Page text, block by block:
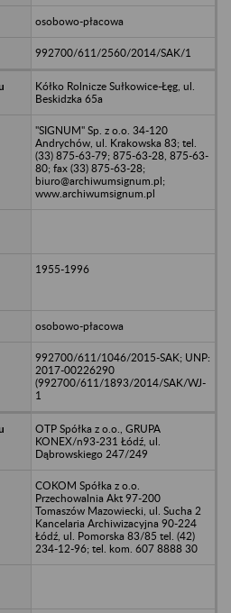
osobowo-płacowa
992700/611/2560/2014/SAK/1
Kółko Rolnicze Sułkowice-Łęg, ul.
Beskidzka 65a
"SIGNUM" Sp. z o.o. 34-120
Andrychów, ul. Krakowska 83; tel.
(33) 875-63-79; 875-63-28, 875-63-
80; fax (33) 875-63-28;
biuro@archiwumsignum.pl;
www.archiwumsignum.pl
1955-1996
osobowo-płacowa
992700/611/1046/2015-SAK; UNP:
2017-00226290
(992700/611/1893/2014/SAK/WJ-
1
OTP Spółka z o.o., GRUPA
KONEX/n93-231 Łódź, ul.
Dąbrowskiego 247/249
COKOM Spółka z o.o.
Przechowalnia Akt 97-200
Tomaszów Mazowiecki, ul. Sucha 2
Kancelaria Archiwizacyjna 90-224
Łódź, ul. Pomorska 83/85 tel. (42)
234-12-96; tel. kom. 607 8888 30